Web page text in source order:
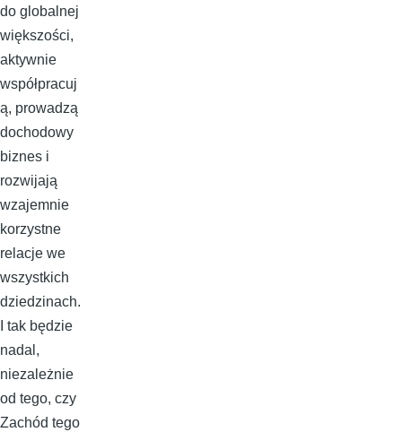
do globalnej
większości,
aktywnie
współpracuj
ą, prowadzą
dochodowy
biznes i
rozwijają
wzajemnie
korzystne
relacje we
wszystkich
dziedzinach.
I tak będzie
nadal,
niezależnie
od tego, czy
Zachód tego